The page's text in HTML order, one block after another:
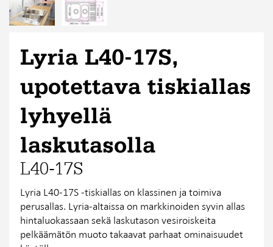
Lyria L40-17S,
upotettava tiskiallas
lyhyellä
laskutasolla
L40-17S
Lyria L40-17S -tiskiallas on klassinen ja toimiva
perusallas. Lyria-altaissa on markkinoiden syvin allas
hintaluokassaan sekä laskutason vesiroiskeita
pelkäämätön muoto takaavat parhaat ominaisuudet